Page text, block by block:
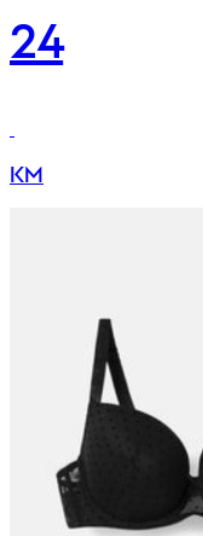
24
KM